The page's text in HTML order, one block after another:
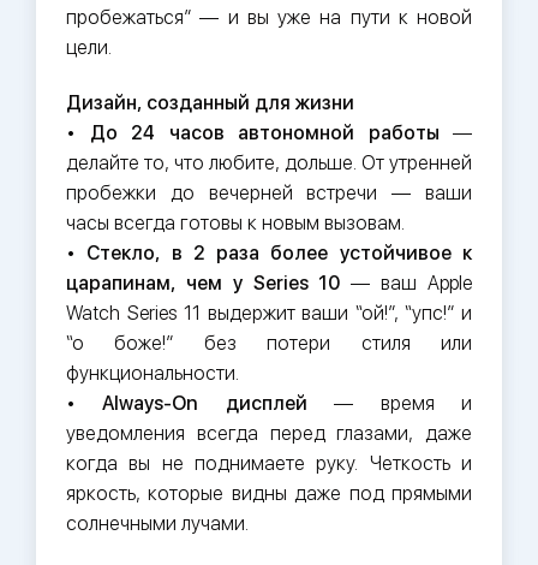
пробежаться” — и вы уже на пути к новой
цели.
Дизайн, созданный для жизни
• До 24 часов автономной работы —
делайте то, что любите, дольше. От утренней
пробежки до вечерней встречи — ваши
часы всегда готовы к новым вызовам.
• Стекло, в 2 раза более устойчивое к
царапинам, чем у Series 10 — ваш Apple
Watch Series 11 выдержит ваши “ой!”, “упс!” и
“о боже!” без потери стиля или
функциональности.
•Always-On дисплей — время и
уведомления всегда перед глазами, даже
когда вы не поднимаете руку. Четкость и
яркость, которые видны даже под прямыми
солнечными лучами.